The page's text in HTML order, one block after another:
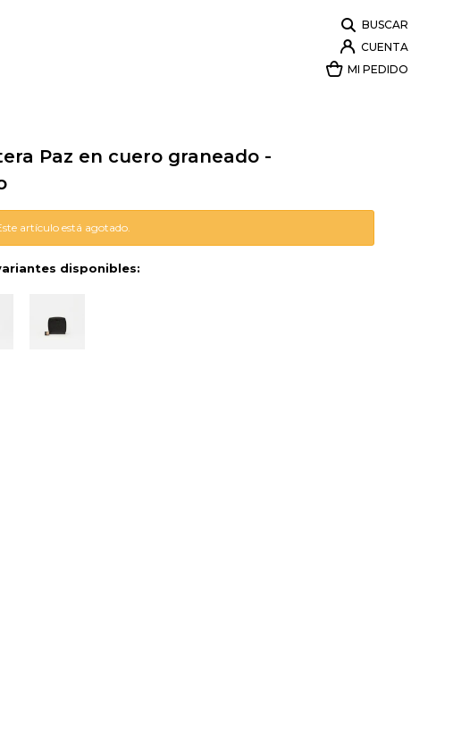
Paz en cuero graneado -
artículo está agotado.
disponibles: